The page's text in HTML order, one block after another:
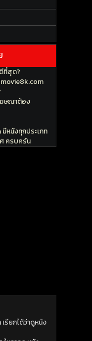
ที่สุด?
ฆษณาต้อง
หนังทุกประเภท
ศ ครบครัน
รียกได้ว่าดูหนัง